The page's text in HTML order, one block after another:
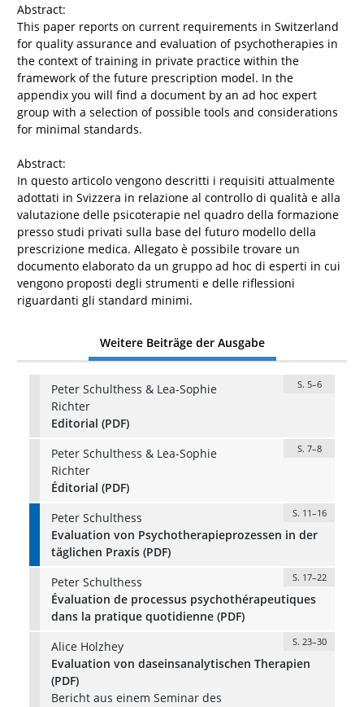
Abstract:
This paper reports on current requirements in Switzerland
for quality assurance and evaluation of psychotherapies in
the context of training in private practice within the
framework of the future prescription model. In the
appendix you will find a document by an ad hoc expert
group with a selection of possible tools and considerations
for minimal standards.
Abstract:
In questo articolo vengono descritti i requisiti attualmente
adottati in Svizzera in relazione al controllo di qualità e alla
valutazione delle psicoterapie nel quadro della formazione
presso studi privati sulla base del futuro modello della
prescrizione medica. Allegato è possibile trovare un
documento elaborato da un gruppo ad hoc di esperti in cui
vengono proposti degli strumenti e delle riflessioni
riguardanti gli standard minimi.
Weitere Beiträge der Ausgabe
Peter Schulthess & Lea-Sophie
Richter
S. 5–6
Editorial (PDF)
Peter Schulthess & Lea-Sophie
Richter
S. 7–8
Éditorial (PDF)
Peter Schulthess
S. 11–16
Evaluation von Psychotherapieprozessen in der
täglichen Praxis (PDF)
Peter Schulthess
S. 17–22
Évaluation de processus psychothérapeutiques
dans la pratique quotidienne (PDF)
Alice Holzhey
S. 23–30
Evaluation von daseinsanalytischen Therapien
(PDF)
Bericht aus einem Seminar des